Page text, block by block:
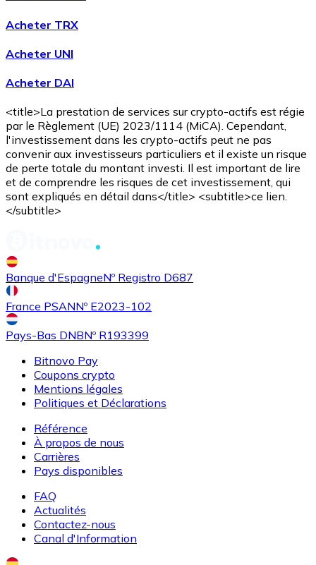
Virement SEPA
Ajoutez des fonds à votre compte Bitnovo ou
Acheter avec virement bancaire
Carte de crédit / débit
Utilisez les cartes Visa et Mastercard pour acheter
Acheter avec carte
Boutique - Cartes
Acheter TRX
Acheter UNI
Acheter DAI
<title>La prestation de services sur crypto-actifs est régie
par le Règlement (UE) 2023/1114 (MiCA). Cependant,
l'investissement dans les crypto-actifs peut ne pas
convenir aux investisseurs particuliers et il existe un risque
de perte totale du montant investi. Il est important de lire
et de comprendre les risques de cet investissement, qui
sont expliqués en détail dans</title> <subtitle>ce lien.
</subtitle>
Banque d'EspagneNº Registro D687
France PSANNº E2023-102
Pays-Bas DNBNº R193399
Bitnovo Pay
Coupons crypto
Mentions légales
Politiques et Déclarations
Référence
À propos de nous
Carrières
Pays disponibles
FAQ
Actualités
Contactez-nous
Canal d'Information